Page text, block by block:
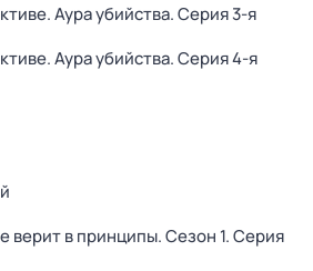
Аура убийства. Серия 3-я
Аура убийства. Серия 4-я
верит в принципы. Сезон 1. Серия